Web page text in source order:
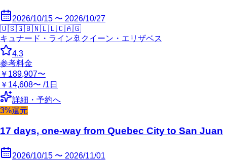
2026/10/15 〜 2026/10/27
🇺🇸🇬🇧🇳🇱🇱🇨🇦🇬
キュナード・ライン 🚢 クイーン・エリザベス
4.3
参考料金
￥189,907〜
￥14,608〜 /1日
詳細・予約へ
3%還元
17 days, one-way from Quebec City to San Juan
2026/10/15 〜 2026/11/01